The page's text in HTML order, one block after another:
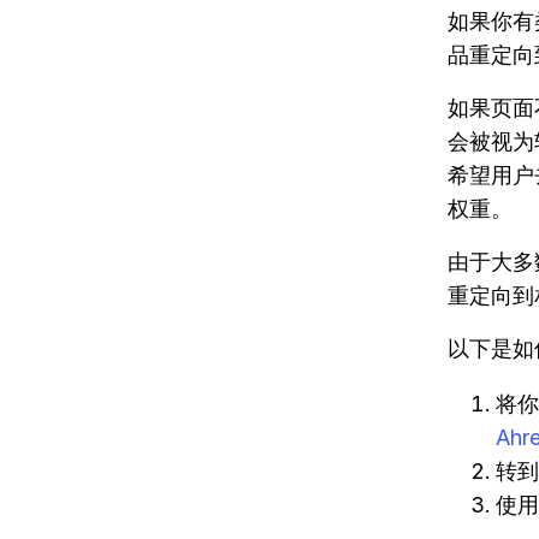
如果你
品重定
如果页
会被视
希望用
权重。
由于大
重定向
以下是
将
转
使